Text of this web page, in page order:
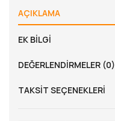
AÇIKLAMA
EK BILGI
DEĞERLENDIRMELER (0)
TAKSIT SEÇENEKLERI